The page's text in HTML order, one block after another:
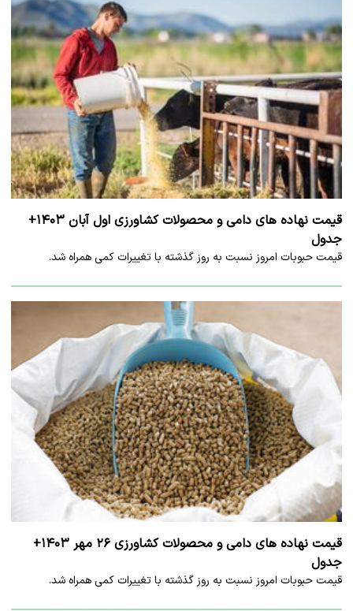
قیمت نهاده های دامی و محصولات کشاورزی اول آبان ۱۴۰۳+
جدول
قیمت حبوبات امروز نسبت به روز گذشته با تغییرات کمی همراه شد.
قیمت نهاده های دامی و محصولات کشاورزی ۲۶ مهر ۱۴۰۳+
جدول
قیمت حبوبات امروز نسبت به روز گذشته با تغییرات کمی همراه شد.